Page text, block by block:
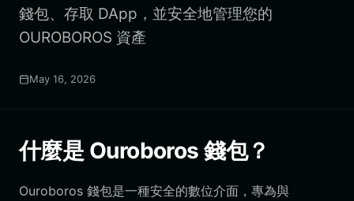
錢包、存取 DApp，並安全地管理您的
OUROBOROS 資產
May 16, 2026
什麼是 Ouroboros 錢包？
Ouroboros 錢包是一種安全的數位介面，專為與